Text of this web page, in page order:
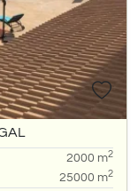
2000 m2
25000 m2